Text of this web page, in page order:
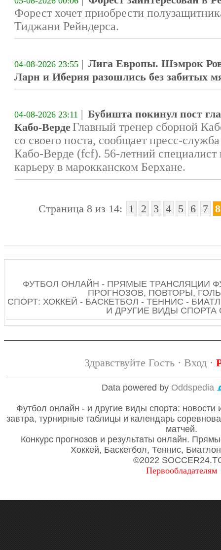
Форест хочет приобрести
Тиджани Рейндерса.
04-08-2026 23:55 | Лига Европы. Шэмрок
Ларн и Иберия разошлись без забитых
04-08-2026 23:11 | Бубишта покинул пост
Кабо-ВердеГлавный тренер сборной
со своего поста, сообщает пресс-
Кабо-Верде (fcf). 56-летний
карьеру в марокканском Берхане.
Страница 8 из 14: 1 2 3 4 5 6 7 8
ФУТБОЛ ОНЛАЙН - ПРЯМЫЕ ТРАНСЛЯЦИИ
ПРОГНОЗОВ, ПОВТОРЫ,
СПОРТ: ХОККЕЙ - БАСКЕТБОЛ - ТЕННИС -
И ДРУГИЕ ВИДЫ СПОРТА
Здравствуйте Гость · Вход·
Data powered by Oddspedia
Футбол онлайн - и другие виды спорта: новости
завтра, турнирные таблицы и календарь
матчей.
Конкурс прогнозов и результаты онлайн.
Хоккей, Баскетбол, Теннис,
©2022
Первообладателям